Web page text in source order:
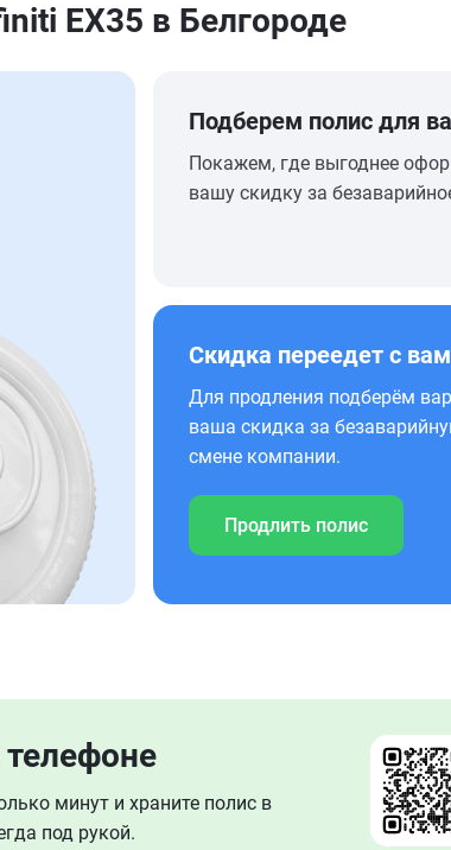
EX35 в Белгороде
Подберем полис для
Покажем, где выгоднее
вашу скидку за
Скидка переедет с
Для продления подберём
ваша скидка за
смене компании.
Продлить полис
минут и храните полис в
под рукой.